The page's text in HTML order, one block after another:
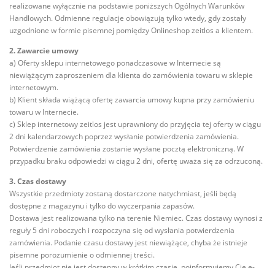
realizowane wyłącznie na podstawie poniższych Ogólnych Warunków
Handlowych. Odmienne regulacje obowiązują tylko wtedy, gdy zostały
uzgodnione w formie pisemnej pomiędzy Onlineshop zeitlos a klientem.
2. Zawarcie umowy
a) Oferty sklepu internetowego ponadczasowe w Internecie są
niewiążącym zaproszeniem dla klienta do zamówienia towaru w sklepie
internetowym.
b) Klient składa wiążącą ofertę zawarcia umowy kupna przy zamówieniu
towaru w Internecie.
c) Sklep internetowy zeitlos jest uprawniony do przyjęcia tej oferty w ciągu
2 dni kalendarzowych poprzez wysłanie potwierdzenia zamówienia.
Potwierdzenie zamówienia zostanie wysłane pocztą elektroniczną. W
przypadku braku odpowiedzi w ciągu 2 dni, ofertę uważa się za odrzuconą.
3. Czas dostawy
Wszystkie przedmioty zostaną dostarczone natychmiast, jeśli będą
dostępne z magazynu i tylko do wyczerpania zapasów.
Dostawa jest realizowana tylko na terenie Niemiec. Czas dostawy wynosi z
reguły 5 dni roboczych i rozpoczyna się od wysłania potwierdzenia
zamówienia. Podanie czasu dostawy jest niewiążące, chyba że istnieje
pisemne porozumienie o odmiennej treści.